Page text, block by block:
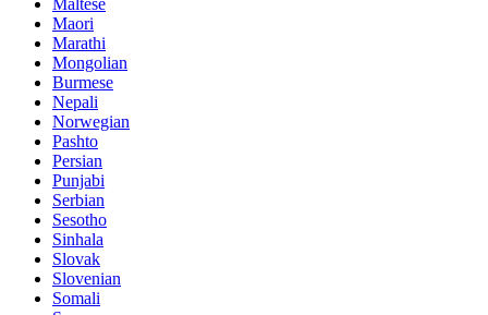
Maltese
Maori
Marathi
Mongolian
Burmese
Nepali
Norwegian
Pashto
Persian
Punjabi
Serbian
Sesotho
Sinhala
Slovak
Slovenian
Somali